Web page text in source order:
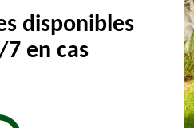
disponibles
en cas